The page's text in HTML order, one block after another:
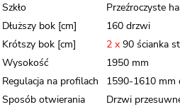
Szkło
Przeźroczyste
Dłuższy bok [cm]
160 drzwi
Krótszy bok [cm]
2 x 90 ścianka
Wysokość
1950 mm
Regulacja na profilach
1590-1610 mm
Sposób otwierania
Drzwi